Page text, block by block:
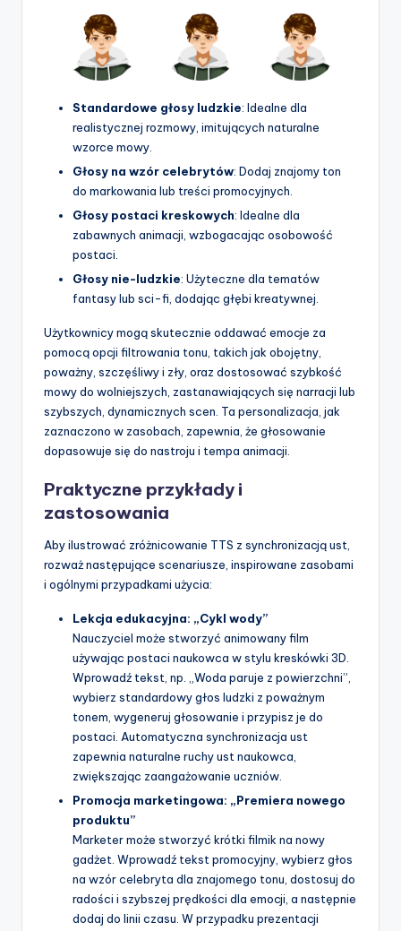
Standardowe głosy ludzkie: Idealne dla
realistycznej rozmowy, imitujących naturalne
wzorce mowy.
Głosy na wzór celebrytów: Dodaj znajomy ton
do markowania lub treści promocyjnych.
Głosy postaci kreskowych: Idealne dla
zabawnych animacji, wzbogacając osobowość
postaci.
Głosy nie-ludzkie: Użyteczne dla tematów
fantasy lub sci-fi, dodając głębi kreatywnej.
Użytkownicy mogą skutecznie oddawać emocje za
pomocą opcji filtrowania tonu, takich jak obojętny,
poważny, szczęśliwy i zły, oraz dostosować szybkość
mowy do wolniejszych, zastanawiających się narracji lub
szybszych, dynamicznych scen. Ta personalizacja, jak
zaznaczono w zasobach, zapewnia, że głosowanie
dopasowuje się do nastroju i tempa animacji.
Praktyczne przykłady i
zastosowania
Aby ilustrować zróżnicowanie TTS z synchronizacją ust,
rozważ następujące scenariusze, inspirowane zasobami
i ogólnymi przypadkami użycia:
Lekcja edukacyjna: „Cykl wody”
Nauczyciel może stworzyć animowany film
używając postaci naukowca w stylu kreskówki 3D.
Wprowadź tekst, np. „Woda paruje z powierzchni”,
wybierz standardowy głos ludzki z poważnym
tonem, wygeneruj głosowanie i przypisz je do
postaci. Automatyczna synchronizacja ust
zapewnia naturalne ruchy ust naukowca,
zwiększając zaangażowanie uczniów.
Promocja marketingowa: „Premiera nowego
produktu”
Marketer może stworzyć krótki filmik na nowy
gadżet. Wprowadź tekst promocyjny, wybierz głos
na wzór celebryta dla znajomego tonu, dostosuj do
radości i szybszej prędkości dla emocji, a następnie
dodaj do linii czasu. W przypadku prezentacji